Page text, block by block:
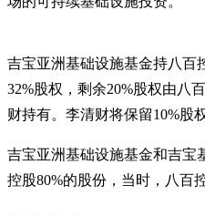
吉宝亚洲基础设施基金持八百
32%股权，剩余20%股权由八
财持有。李清财将保留10%股
吉宝亚洲基础设施基金和吉宝
控股80%的股份，当时，八百